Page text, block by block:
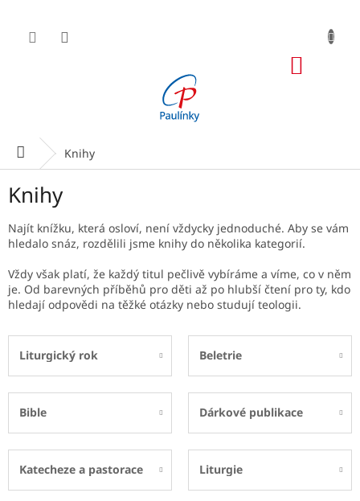
obsah
Domů Knihy
Knihy
Najít knížku, která osloví, není vždycky jednoduché. Aby se vám
hledalo snáz, rozdělili jsme knihy do několika kategorií.
Vždy však platí, že každý titul pečlivě vybíráme a víme, co v něm
je. Od barevných příběhů pro děti až po hlubší čtení pro ty, kdo
hledají odpovědi na těžké otázky nebo studují teologii.
Liturgický rok Beletrie
Bible Dárkové publikace
Katecheze a pastorace Liturgie